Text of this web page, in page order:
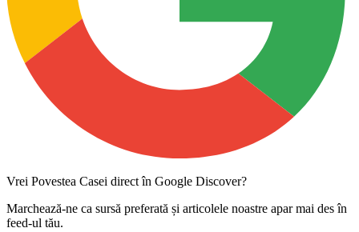
Vrei Povestea Casei direct în Google Discover?
Marchează-ne ca sursă preferată și articolele noastre apar mai des în
feed-ul tău.